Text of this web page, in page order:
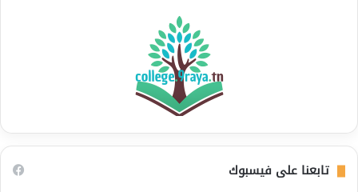
تابعنا على فيسبوك